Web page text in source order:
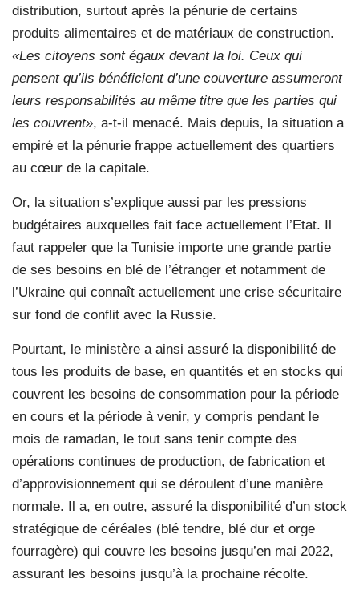
distribution, surtout après la pénurie de certains
produits alimentaires et de matériaux de construction.
«Les citoyens sont égaux devant la loi. Ceux qui
pensent qu’ils bénéficient d’une couverture assumeront
leurs responsabilités au même titre que les parties qui
les couvrent», a-t-il menacé. Mais depuis, la situation a
empiré et la pénurie frappe actuellement des quartiers
au cœur de la capitale.
Or, la situation s’explique aussi par les pressions
budgétaires auxquelles fait face actuellement l’Etat. Il
faut rappeler que la Tunisie importe une grande partie
de ses besoins en blé de l’étranger et notamment de
l’Ukraine qui connaît actuellement une crise sécuritaire
sur fond de conflit avec la Russie.
Pourtant, le ministère a ainsi assuré la disponibilité de
tous les produits de base, en quantités et en stocks qui
couvrent les besoins de consommation pour la période
en cours et la période à venir, y compris pendant le
mois de ramadan, le tout sans tenir compte des
opérations continues de production, de fabrication et
d’approvisionnement qui se déroulent d’une manière
normale. Il a, en outre, assuré la disponibilité d’un stock
stratégique de céréales (blé tendre, blé dur et orge
fourragère) qui couvre les besoins jusqu’en mai 2022,
assurant les besoins jusqu’à la prochaine récolte.